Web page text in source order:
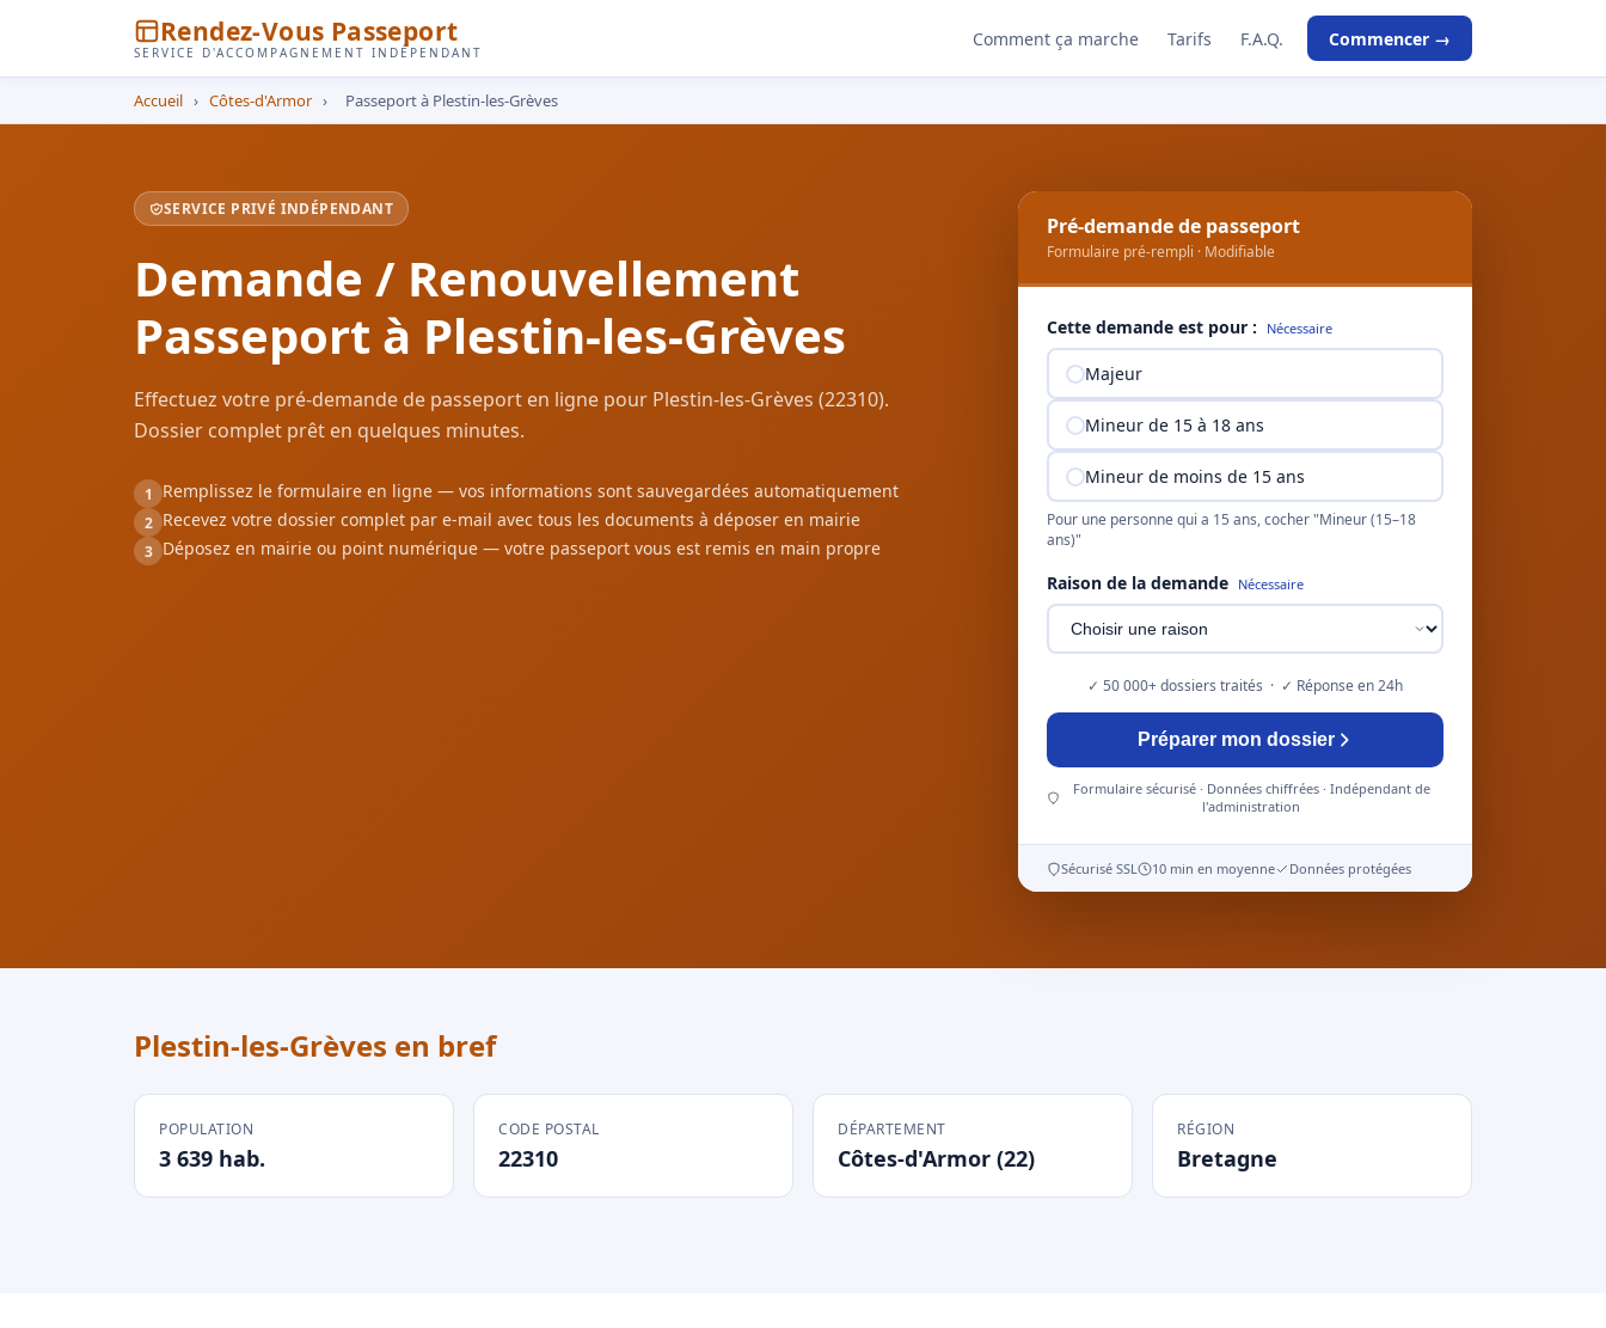
Rendez-Vous Passeport
SERVICE D'ACCOMPAGNEMENT INDÉPENDANT
Comment ça marche Tarifs F.A.Q. Commencer →
Accueil › Côtes-d'Armor › Passeport à Plestin-les-Grèves
SERVICE PRIVÉ INDÉPENDANT
Demande / Renouvellement
Passeport à Plestin-les-Grèves
Effectuez votre pré-demande de passeport en ligne pour Plestin-les-Grèves (22310).
Dossier complet prêt en quelques minutes.
1 Remplissez le formulaire en ligne — vos informations sont sauvegardées automatiquement
2 Recevez votre dossier complet par e-mail avec tous les documents à déposer en mairie
3 Déposez en mairie ou point numérique — votre passeport vous est remis en main propre
Pré-demande de passeport
Formulaire pré-rempli · Modifiable
Cette demande est pour : Nécessaire
Majeur
Mineur de 15 à 18 ans
Mineur de moins de 15 ans
Pour une personne qui a 15 ans, cocher "Mineur (15–18
ans)"
Raison de la demande Nécessaire
✓ 50 000+ dossiers traités · ✓ Réponse en 24h
Préparer mon dossier
Formulaire sécurisé · Données chiffrées · Indépendant de
l'administration
Sécurisé SSL 10 min en moyenne Données protégées
Plestin-les-Grèves en bref
POPULATION
3 639 hab.
CODE POSTAL
22310
DÉPARTEMENT
Côtes-d'Armor (22)
RÉGION
Bretagne